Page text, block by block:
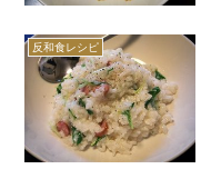
反和食レシピ